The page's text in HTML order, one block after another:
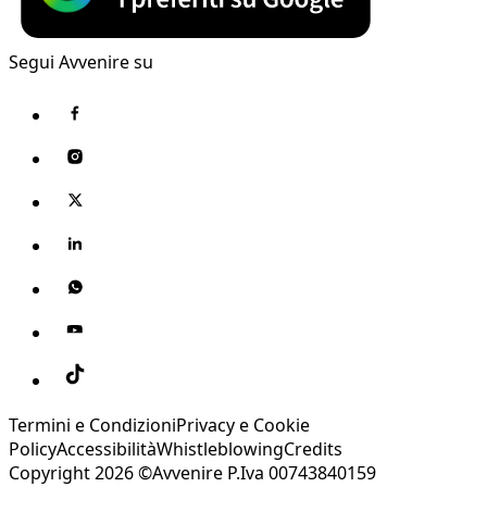
Segui Avvenire su
Termini e CondizioniPrivacy e Cookie
PolicyAccessibilitàWhistleblowingCredits
Copyright 2026 ©Avvenire P.Iva 00743840159